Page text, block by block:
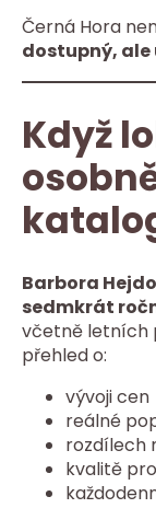
Černá Hora
dostupný,
Když
Barbora
sedmkrát
včetně letních
přehled o:
vývoji cen
reálné
rozdílech
kvalitě